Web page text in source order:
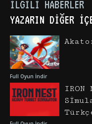
İLGILI HABERLER
YAZARIN DIĞER
Full Oyun İndir
IRON